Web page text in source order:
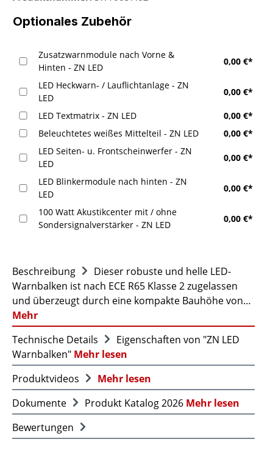
Optionales Zubehör
Zusatzwarnmodule nach Vorne &
Hinten - ZN LED
0,00 €*
LED Heckwarn- / Lauflichtanlage - ZN
LED
0,00 €*
LED Textmatrix - ZN LED
0,00 €*
Beleuchtetes weißes Mittelteil - ZN LED
0,00 €*
LED Seiten- u. Frontscheinwerfer - ZN
LED
0,00 €*
LED Blinkermodule nach hinten - ZN
LED
0,00 €*
100 Watt Akustikcenter mit / ohne
Sondersignalverstärker - ZN LED
0,00 €*
Beschreibung
Dieser robuste und helle LED-
Warnbalken ist nach ECE R65 Klasse 2 zugelassen
und überzeugt durch eine kompakte Bauhöhe von…
Mehr
Technische Details
Eigenschaften von "ZN LED
Warnbalken" Mehr lesen
Produktvideos
Mehr lesen
Dokumente
Produkt Katalog 2026 Mehr lesen
Bewertungen